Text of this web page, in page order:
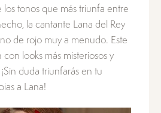
los tonos que más triunfa entre
la cantante Lana del Rey
de rojo muy a menudo. Este
looks más misteriosos y
duda triunfarás en tu
a Lana!